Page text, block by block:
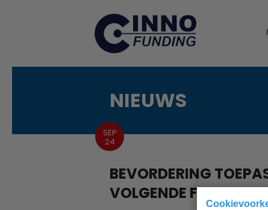
NIEUWS
SEP
24
BEVORDERING
VOLGENDE FASE